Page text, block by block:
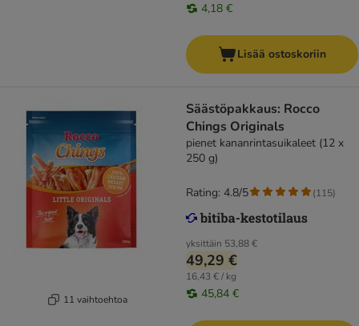
4,18 €
Lisää ostoskoriin
11 vaihtoehtoa
Säästöpakkaus: Rocco
Chings Originals
pienet kananrintasuikaleet (12 x
250 g)
yksittäin 53,88 €
49,29 €
16,43 € / kg
45,84 €
Rating: 4.8/5 (115)